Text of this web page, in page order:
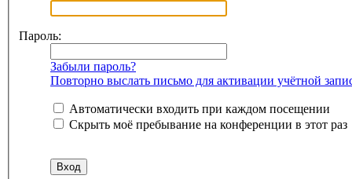
Пароль:
Забыли пароль?
Повторно выслать письмо для активации учётной
Автоматически входить при каждом посещении
Скрыть моё пребывание на конференции в этот раз